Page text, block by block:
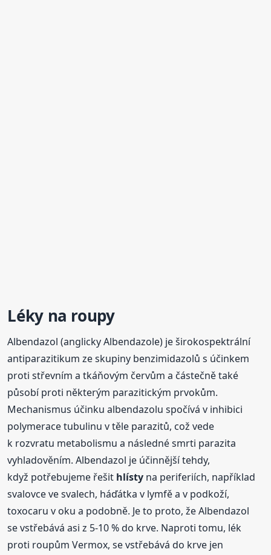
Léky na roupy
Albendazol (anglicky Albendazole) je širokospektrální
antiparazitikum ze skupiny benzimidazolů s účinkem
proti střevním a tkáňovým červům a částečně také
působí proti některým parazitickým prvokům.
Mechanismus účinku albendazolu spočívá v inhibici
polymerace tubulinu v těle parazitů, což vede
k rozvratu metabolismu a následné smrti parazita
vyhladověním. Albendazol je účinnější tehdy,
když potřebujeme řešit hlísty na periferiích, například
svalovce ve svalech, háďátka v lymfě a v podkoží,
toxocaru v oku a podobně. Je to proto, že Albendazol
se vstřebává asi z 5-10 % do krve. Naproti tomu, lék
proti roupům Vermox, se vstřebává do krve jen